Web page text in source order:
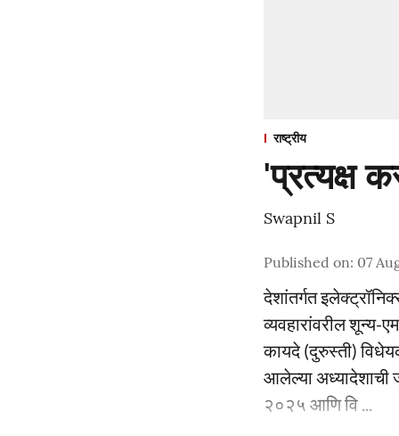
राष्ट्रीय
'प्रत्यक्ष
Swapnil S
Published on: 07
देशांतर्गत
व्यवहारांवरील
कायदे (दुरुस्ती)
आलेल्या अध्यादेशाची
२०२५ आणि वि ...